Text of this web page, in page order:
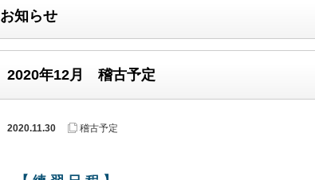
お知らせ
2020年12月 稽古予定
2020.11.30 稽古予定